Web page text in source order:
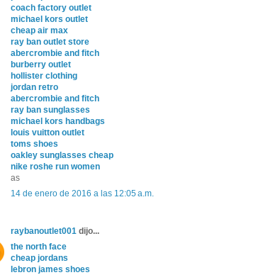
coach factory outlet
michael kors outlet
cheap air max
ray ban outlet store
abercrombie and fitch
burberry outlet
hollister clothing
jordan retro
abercrombie and fitch
ray ban sunglasses
michael kors handbags
louis vuitton outlet
toms shoes
oakley sunglasses cheap
nike roshe run women
as
14 de enero de 2016 a las 12:05 a.m.
raybanoutlet001 dijo...
the north face
cheap jordans
lebron james shoes